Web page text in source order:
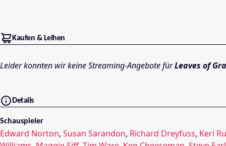
Kaufen & Leihen
Leider konnten wir keine Streaming-Angebote fürLeaves of
Details
Schauspieler
Edward Norton, Susan Sarandon, Richard Dreyfuss, Keri